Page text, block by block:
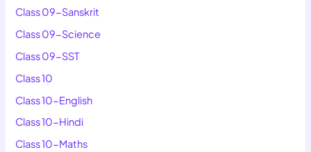
Class 09-Sanskrit
Class 09-Science
Class 09-SST
Class 10
Class 10-English
Class 10-Hindi
Class 10-Maths